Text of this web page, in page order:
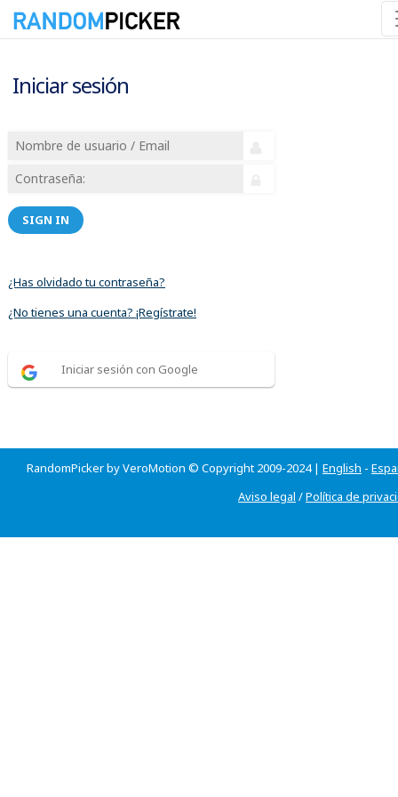
Iniciar sesión
SIGN IN
¿Has olvidado tu contraseña?
¿No tienes una cuenta? ¡Regístrate!
Iniciar sesión con Google
RandomPicker by VeroMotion © Copyright 2009-2024 | English -
Aviso legal /Política de